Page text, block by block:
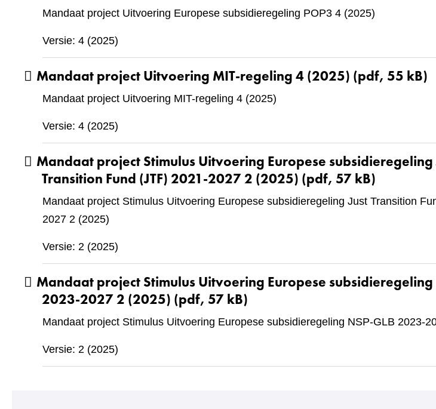
Mandaat project Uitvoering Europese subsidieregeling POP3 4 (2025)
Versie: 4 (2025)
Mandaat project Uitvoering MIT-regeling 4 (2025) (pdf, 55 kB)
Mandaat project Uitvoering MIT-regeling 4 (2025)
Versie: 4 (2025)
Mandaat project Stimulus Uitvoering Europese subsidieregeling
Transition Fund (JTF) 2021-2027 2 (2025) (pdf, 57 kB)
Mandaat project Stimulus Uitvoering Europese subsidieregeling Just Transition
2027 2 (2025)
Versie: 2 (2025)
Mandaat project Stimulus Uitvoering Europese subsidieregeling
2023-2027 2 (2025) (pdf, 57 kB)
Mandaat project Stimulus Uitvoering Europese subsidieregeling NSP-GLB 2023-
Versie: 2 (2025)